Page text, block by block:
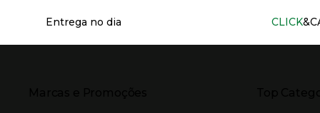
Entrega no dia CLICK